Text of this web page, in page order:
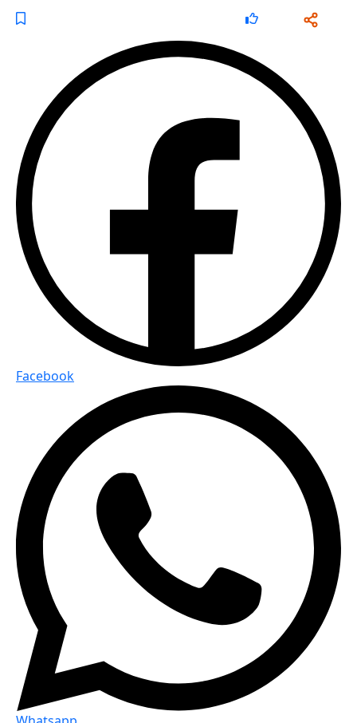
Facebook